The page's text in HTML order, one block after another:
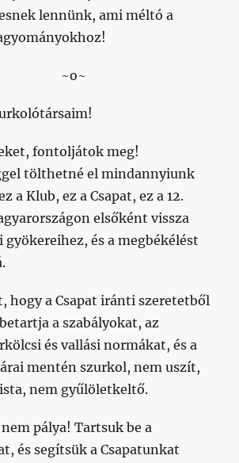
lennünk, ami méltó a
~o~
fontoljátok meg!
tölthetné el mindannyiunk
a Klub, ez a Csapat, ez a 12.
elsőként vissza
és a megbékélést
hogy a Csapat iránti szeretetből
a szabályokat, az
és vallási normákat, és a
mentén szurkol, nem uszít,
nem gyűlöletkeltő.
pálya! Tartsuk be a
és segítsük a Csapatunkat